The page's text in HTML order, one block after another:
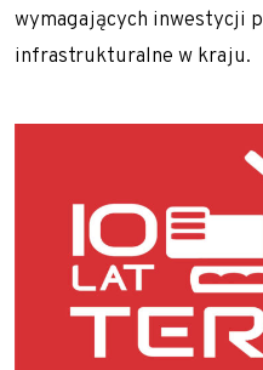
wymagających inwestycji
infrastrukturalne w kraju.